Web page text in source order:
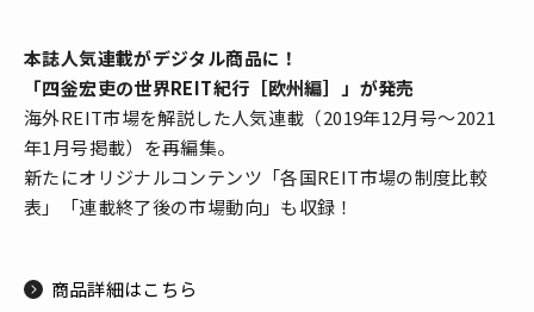
本誌人気連載がデジタル商品に！
「四釡宏吏の世界REIT紀行［欧州編］」が発売
海外REIT市場を解説した人気連載（2019年12月号～2021
年1月号掲載）を再編集。
新たにオリジナルコンテンツ「各国REIT市場の制度比較
表」「連載終了後の市場動向」も収録！
商品詳細はこちら